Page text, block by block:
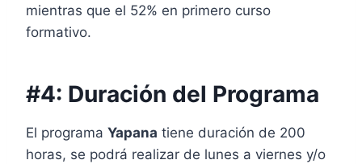
mientras que el 52% en primero curso
formativo.
#4: Duración del Programa
El programa Yapana tiene duración de 200
horas, se podrá realizar de lunes a viernes y/o